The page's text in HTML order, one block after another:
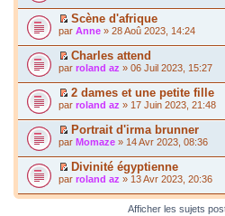
Scène d'afrique
par Anne » 28 Aoû 2023, 14:24
Charles attend
par roland az » 06 Juil 2023, 15:27
2 dames et une petite fille
par roland az » 17 Juin 2023, 21:48
Portrait d'irma brunner
par Momaze » 14 Avr 2023, 08:36
Divinité égyptienne
par roland az » 13 Avr 2023, 20:36
Afficher les sujets